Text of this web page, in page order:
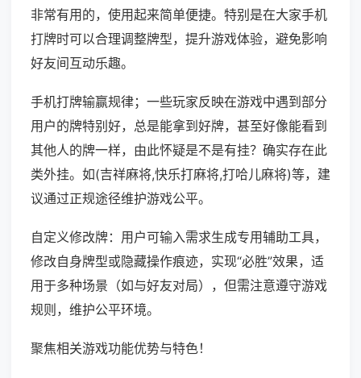
非常有用的，使用起来简单便捷。特别是在大家手机
打牌时可以合理调整牌型，提升游戏体验，避免影响
好友间互动乐趣。
手机打牌输赢规律；一些玩家反映在游戏中遇到部分
用户的牌特别好，总是能拿到好牌，甚至好像能看到
其他人的牌一样，由此怀疑是不是有挂？确实存在此
类外挂。如(吉祥麻将,快乐打麻将,打哈儿麻将)等，建
议通过正规途径维护游戏公平。
自定义修改牌：用户可输入需求生成专用辅助工具，
修改自身牌型或隐藏操作痕迹，实现“必胜”效果，适
用于多种场景（如与好友对局），但需注意遵守游戏
规则，维护公平环境。
聚焦相关游戏功能优势与特色！